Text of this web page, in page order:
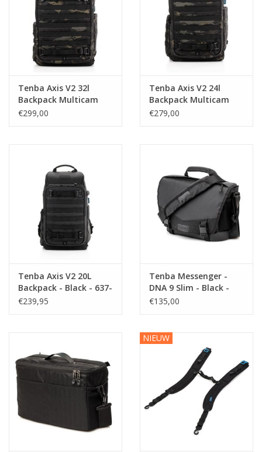
Tenba Axis V2 32l
Backpack Multicam
Black 637-759
€299,00
Tenba Axis V2 24l
Backpack Multicam
Black 637-757
€279,00
Tenba Axis V2 20L
Backpack - Black - 637-
754
€239,95
Tenba Messenger -
DNA 9 Slim - Black -
638-570
€135,00
NIEUW